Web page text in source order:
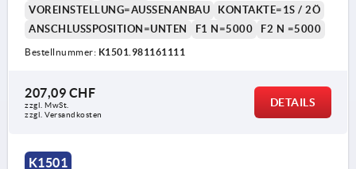
VOREINSTELLUNG=AUSSENANBAU
KONTAKTE=1S / 2Ö
ANSCHLUSSPOSITION=UNTEN
F1 N=5000 F2 N =5000
Bestellnummer: K1501.981161111
207,09 CHF
zzgl. MwSt.
zzgl. Versandkosten
DETAILS
K1501